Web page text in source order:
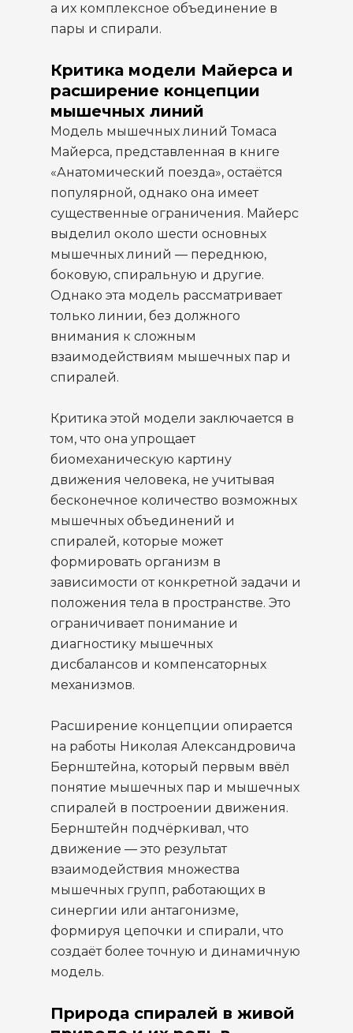
а их комплексное объединение в
пары и спирали.
Критика модели Майерса и
расширение концепции
мышечных линий
Модель мышечных линий Томаса
Майерса, представленная в книге
«Анатомический поезда», остаётся
популярной, однако она имеет
существенные ограничения. Майерс
выделил около шести основных
мышечных линий — переднюю,
боковую, спиральную и другие.
Однако эта модель рассматривает
только линии, без должного
внимания к сложным
взаимодействиям мышечных пар и
спиралей.
Критика этой модели заключается в
том, что она упрощает
биомеханическую картину
движения человека, не учитывая
бесконечное количество возможных
мышечных объединений и
спиралей, которые может
формировать организм в
зависимости от конкретной задачи и
положения тела в пространстве. Это
ограничивает понимание и
диагностику мышечных
дисбалансов и компенсаторных
механизмов.
Расширение концепции опирается
на работы Николая Александровича
Бернштейна, который первым ввёл
понятие мышечных пар и мышечных
спиралей в построении движения.
Бернштейн подчёркивал, что
движение — это результат
взаимодействия множества
мышечных групп, работающих в
синергии или антагонизме,
формируя цепочки и спирали, что
создаёт более точную и динамичную
модель.
Природа спиралей в живой